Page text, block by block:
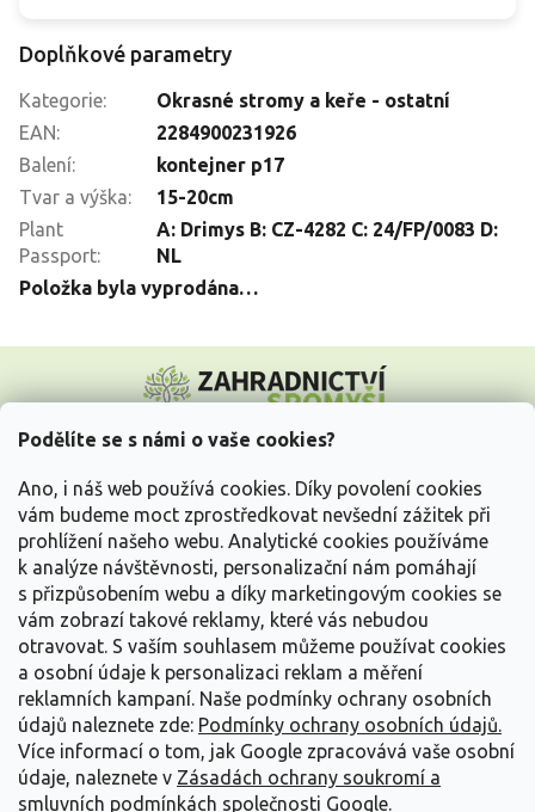
Podělíte se s námi o vaše cookies?
Ano, i náš web používá cookies. Díky povolení cookies
vám budeme moct zprostředkovat nevšední zážitek při
prohlížení našeho webu. Analytické cookies používáme
k analýze návštěvnosti, personalizační nám pomáhají
s přizpůsobením webu a díky marketingovým cookies se
vám zobrazí takové reklamy, které vás nebudou
otravovat. S vaším souhlasem můžeme používat cookies
a osobní údaje k personalizaci reklam a měření
reklamních kampaní. Naše podmínky ochrany osobních
údajů naleznete zde: Podmínky ochrany osobních údajů.
Více informací o tom, jak Google zpracovává vaše osobní
údaje, naleznete v Zásadách ochrany soukromí a
smluvních podmínkách společnosti Google.
Doplňkové parametry
Kategorie:
Okrasné stromy a keře - ostatní
EAN:
2284900231926
Balení:
kontejner p17
Tvar a výška:
15-20cm
Plant
Passport:
A: Drimys B: CZ-4282 C: 24/FP/0083 D:
NL
Položka byla vyprodána…
p
Vše o nákupu
Informace pro Vás
Kontakujte nás